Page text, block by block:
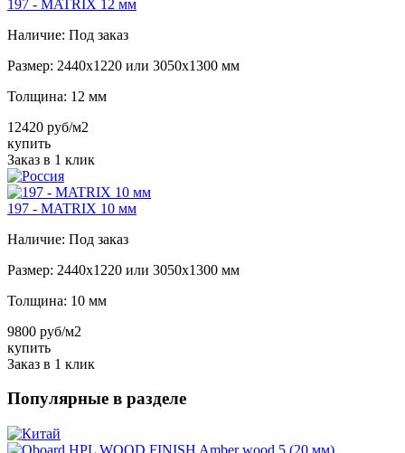
197 - MATRIX 12 мм
Наличие: Под заказ
Размер: 2440х1220 или 3050х1300 мм
Толщина: 12 мм
12420 руб/м2
купить
Заказ в 1 клик
197 - MATRIX 10 мм
Наличие: Под заказ
Размер: 2440х1220 или 3050х1300 мм
Толщина: 10 мм
9800 руб/м2
купить
Заказ в 1 клик
Популярные в разделе